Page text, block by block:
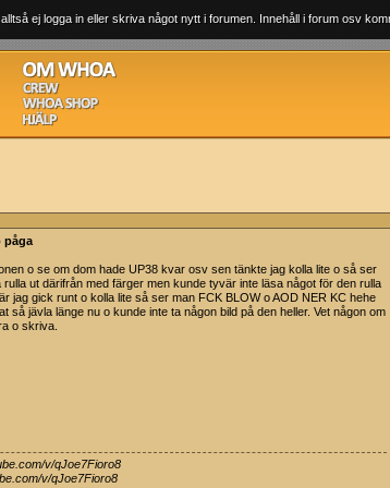
ej logga in eller skriva något nytt i forumen. Innehåll i forum osv
påga
o se om dom hade UP38 kvar osv sen tänkte jag kolla lite o så ser
rulla ut därifrån med färger men kunde tyvär inte läsa något för den rulla
jag gick runt o kolla lite så ser man FCK BLOW o AOD NER KC hehe
så jävla länge nu o kunde inte ta någon bild på den heller. Vet någon om
o skriva.
v/qJoe7Fioro8
v/qJoe7Fioro8